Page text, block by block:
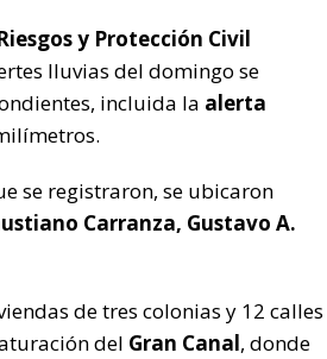
y Protección Civil
lluvias del domingo se
incluida la alerta
se registraron, se ubicaron
Carranza, Gustavo A.
de tres colonias y 12 calles
del Gran Canal, donde